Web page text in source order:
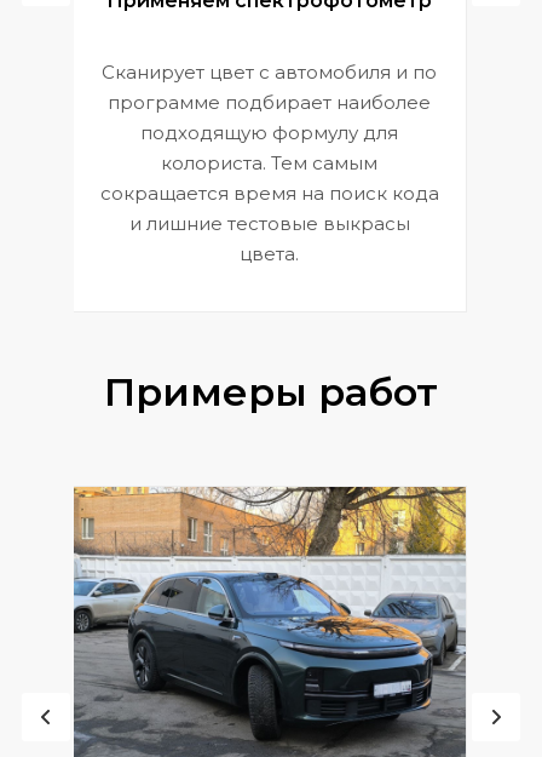
Сканирует цвет с автомобиля и по
программе подбирает наиболее
подходящую формулу для
колориста. Тем самым
сокращается время на поиск кода
и лишние тестовые выкрасы
цвета.
Примеры работ